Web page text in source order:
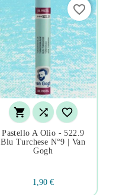
  
Pastello A Olio - 522.9
Blu Turchese N°9 | Van
Gogh
1,90 €
favorite_border